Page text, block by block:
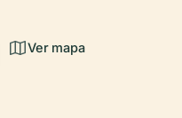
Ver mapa